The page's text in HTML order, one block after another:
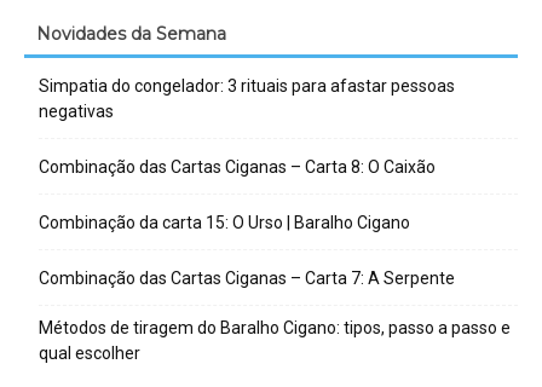
Novidades da Semana
Simpatia do congelador: 3 rituais para afastar pessoas
negativas
Combinação das Cartas Ciganas – Carta 8: O Caixão
Combinação da carta 15: O Urso | Baralho Cigano
Combinação das Cartas Ciganas – Carta 7: A Serpente
Métodos de tiragem do Baralho Cigano: tipos, passo a passo e
qual escolher